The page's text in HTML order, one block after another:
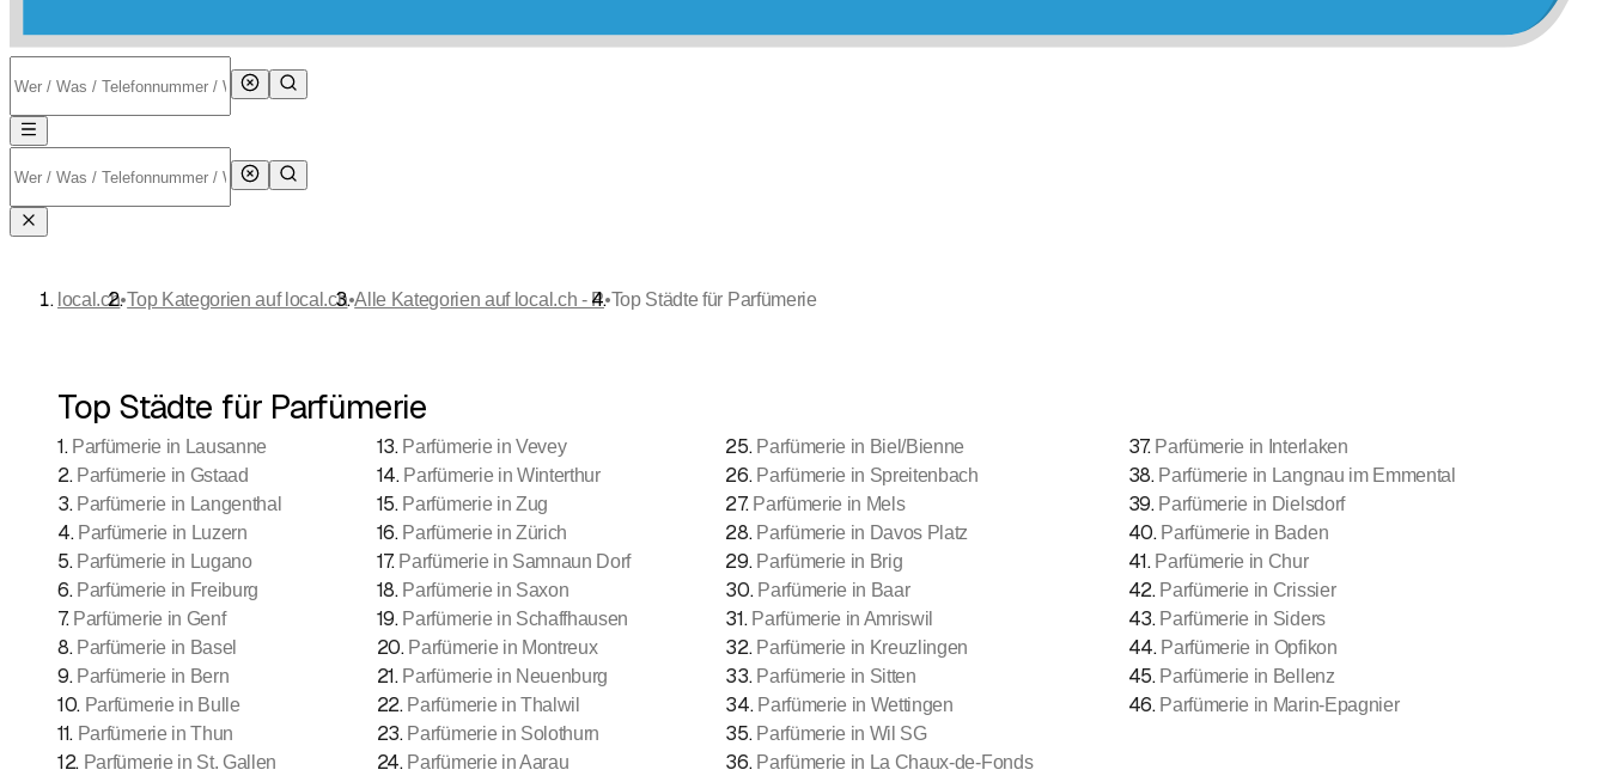
Top Städte für Parfümerie
1. Parfümerie in Lausanne
2. Parfümerie in Gstaad
3. Parfümerie in Langenthal
4. Parfümerie in Luzern
5. Parfümerie in Lugano
6. Parfümerie in Freiburg
7. Parfümerie in Genf
8. Parfümerie in Basel
9. Parfümerie in Bern
10. Parfümerie in Bulle
11. Parfümerie in Thun
12. Parfümerie in St. Gallen
13. Parfümerie in Vevey
14. Parfümerie in Winterthur
15. Parfümerie in Zug
16. Parfümerie in Zürich
17. Parfümerie in Samnaun Dorf
18. Parfümerie in Saxon
19. Parfümerie in Schaffhausen
20. Parfümerie in Montreux
21. Parfümerie in Neuenburg
22. Parfümerie in Thalwil
23. Parfümerie in Solothurn
24. Parfümerie in Aarau
25. Parfümerie in Biel/Bienne
26. Parfümerie in Spreitenbach
27. Parfümerie in Mels
28. Parfümerie in Davos Platz
29. Parfümerie in Brig
30. Parfümerie in Baar
31. Parfümerie in Amriswil
32. Parfümerie in Kreuzlingen
33. Parfümerie in Sitten
34. Parfümerie in Wettingen
35. Parfümerie in Wil SG
36. Parfümerie in La Chaux-de-Fonds
37. Parfümerie in Interlaken
38. Parfümerie in Langnau im Emmental
39. Parfümerie in Dielsdorf
40. Parfümerie in Baden
41. Parfümerie in Chur
42. Parfümerie in Crissier
43. Parfümerie in Siders
44. Parfümerie in Opfikon
45. Parfümerie in Bellenz
46. Parfümerie in Marin-Epagnier
local.ch•Top Kategorien auf local.ch•Alle Kategorien auf local.ch - P•Top Städte für Parfümerie